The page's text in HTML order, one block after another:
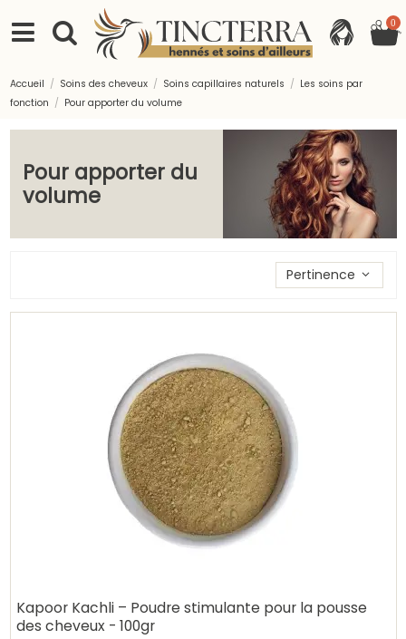
0
Accueil Soins des cheveux Soins capillaires naturels
Les soins par
fonction
Pour apporter du volume
Pour apporter du
volume
Trier les produits par
Pertinence
Kapoor Kachli – Poudre stimulante pour la pousse
des cheveux - 100gr